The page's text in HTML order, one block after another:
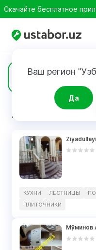
Скачайте бесплатное
Ваш регион
Да
Полы
РЕЗУЛЬТАТ
КУХНИ ЛЕСТНИЦЫ
ПЛИТОЧНИКИ
Мӯминов